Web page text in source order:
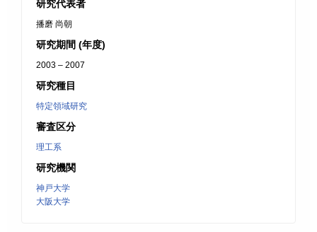
研究代表者
播磨 尚朝
研究期間 (年度)
2003 – 2007
研究種目
特定領域研究
審査区分
理工系
研究機関
神戸大学
大阪大学